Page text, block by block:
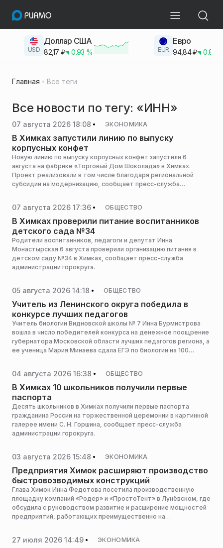
USD
Доллар США
82,17 ₽ 0.93 % EUR
Евро
94,84₽ 0.83
Главная Все теги
Все новости по тегу: «ИНН»
07 августа 2026 18:08 ЭКОНОМИКА
В Химках запустили линию по выпуску
корпусных конфет
Новую линию по выпуску корпусных конфет запустили 6
августа на фабрике «Торговый Дом Шоколада» в Химках.
Проект реализовали в том числе благодаря региональной
субсидии на модернизацию, сообщает пресс-служба
07 августа 2026 17:36 ОБЩЕСТВО
В Химках проверили питание воспитанников
детского сада №34
Родители воспитанников, педагоги и депутат Инна
Монастырская 6 августа проверили организацию питания в
детском саду №34 в Химках, сообщает пресс-служба
администрации горокруга.
05 августа 2026 14:18 ОБЩЕСТВО
Учитель из Ленинского округа победила в
конкурсе лучших педагогов
Учитель биологии Видновской школы № 7 Инна Бурмистрова
вошла в число победителей конкурса на денежное поощрение
губернатора Московской области лучших педагогов региона, а
ее ученица Мария Минаева сдала ЕГЭ по биологии на 100
04 августа 2026 16:38 ОБЩЕСТВО
В Химках 10 школьников получили первые
паспорта
Десять школьников в Химках получили первые паспорта
гражданина России на торжественной церемонии в картинной
галерее имени С. Н. Горшина, сообщает пресс-служба
администрации горокруга.
03 августа 2026 15:48 ЭКОНОМИКА
Предприятия Химок расширяют производство
быстровозводимых конструкций
Глава Химок Инна Федотова посетила производственную
площадку компаний «Родер» и «ПростоТент» в Лунёвском, где
обсудила с руководством развитие и расширение мощностей
предприятий, работающих преимущественно на
27 июля 2026 14:49 ЭКОНОМИКА